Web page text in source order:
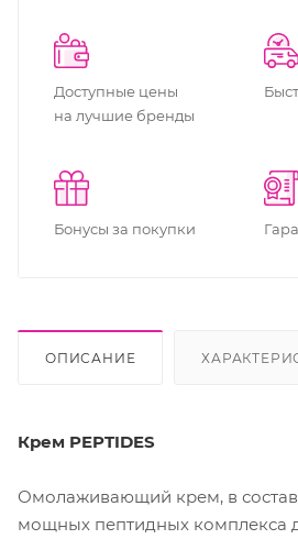
Доступные цены
на лучшие бренды
Бонусы за покупки
ОПИСАНИЕ
Крем PEPTIDES
Омолаживающий крем, в
мощных пептидных комплекса